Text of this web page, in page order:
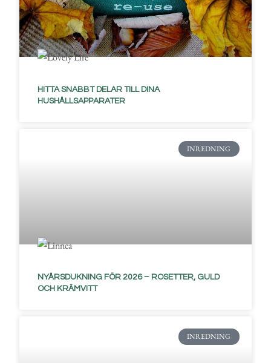
HITTA SNABBT DELAR TILL DINA
HUSHÅLLSAPPARATER
INREDNING
NYÅRSDUKNING FÖR 2026 – ROSETTER, GULD
OCH KRÄMVITT
INREDNING